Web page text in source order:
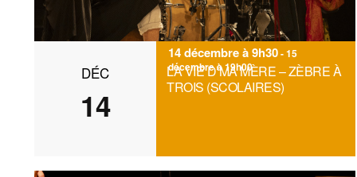
e
m
e
DÉC
14
14 décembre à 9h30-15
décembre à 19h00
LA VIE D’MA MÈRE – ZÈBRE À
TROIS (SCOLAIRES)